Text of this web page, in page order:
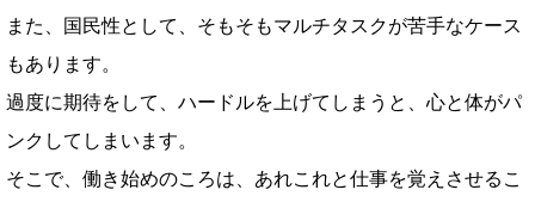
また、国民性として、そもそもマルチタスクが苦手なケース
もあります。
過度に期待をして、ハードルを上げてしまうと、心と体がパ
ンクしてしまいます。
そこで、働き始めのころは、あれこれと仕事を覚えさせるこ